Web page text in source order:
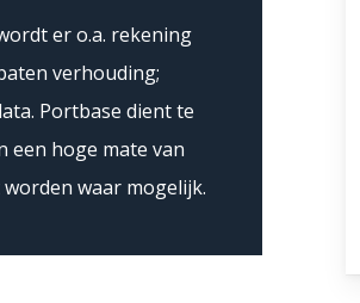
er o.a. rekening
verhouding;
Portbase dient te
een hoge mate van
waar mogelijk.